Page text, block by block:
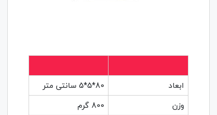
ابعاد
80*5*5 سانتی متر
وزن
800 گرم